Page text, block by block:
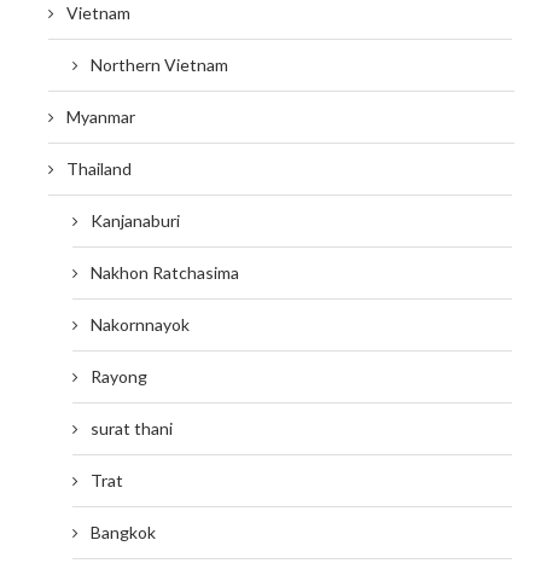
Vietnam
Northern Vietnam
Myanmar
Thailand
Kanjanaburi
Nakhon Ratchasima
Nakornnayok
Rayong
surat thani
Trat
Bangkok